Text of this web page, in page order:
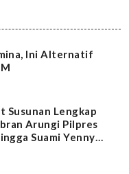
Ini Alternatif
Susunan Lengkap
Arungi Pilpres
Suami Yenny